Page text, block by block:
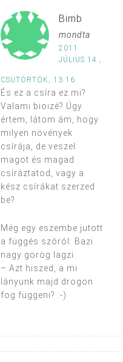
Bimb
mondta
2011.
JÚLIUS 14.,
CSÜTÖRTÖK, 13:16
És ez a csíra ez mi?
Valami bioizé? Úgy
értem, látom ám, hogy
milyen növények
csírája, de veszel
magot és magad
csíráztatod, vagy a
kész csírákat szerzed
be?
Még egy eszembe jutott
a függés szóról: Bazi
nagy görög lagzi.
– Azt hiszed, a mi
lányunk majd drogon
fog függeni? :-)